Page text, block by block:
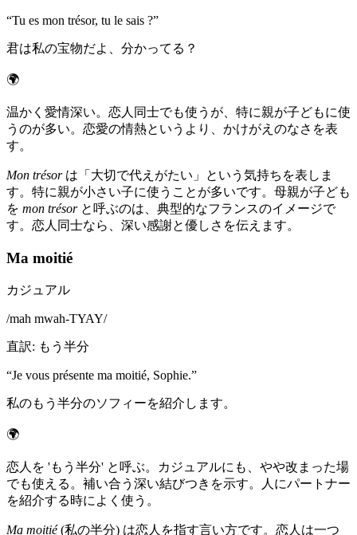
“Tu es mon trésor, tu le sais ?”
君は私の宝物だよ、分かってる？
🌍
温かく愛情深い。恋人同士でも使うが、特に親が子どもに使
うのが多い。恋愛の情熱というより、かけがえのなさを表
す。
Mon trésorは「大切で代えがたい」という気持ちを表しま
す。特に親が小さい子に使うことが多いです。母親が子ども
を mon trésorと呼ぶのは、典型的なフランスのイメージで
す。恋人同士なら、深い感謝と優しさを伝えます。
Ma moitié
カジュアル
/mah mwah-TYAY/
直訳: もう半分
“Je vous présente ma moitié, Sophie.”
私のもう半分のソフィーを紹介します。
🌍
恋人を 'もう半分' と呼ぶ。カジュアルにも、やや改まった場
でも使える。補い合う深い結びつきを示す。人にパートナー
を紹介する時によく使う。
Ma moitié(私の半分) は恋人を指す言い方です。恋人は一つ